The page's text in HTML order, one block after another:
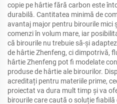
copie pe hârtie fără carbon este
durabilă. Cantitatea minimă de
avantaj major pentru birourile mici
comenzi în volum mare, iar
că birourile nu trebuie să-și
de hârtie Zhenfeng, ci dimpotrivă,
hârtie Zhenfeng pot fi modelate
produse de hârtie ale birourilor.
acreditați pentru materiile prime,
proiectat va dura mult timp și va
birourile care caută o soluție